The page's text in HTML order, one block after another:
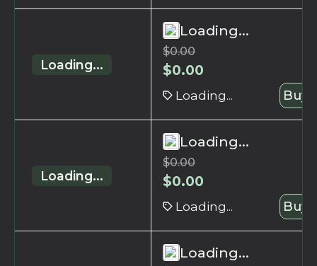
Loading...
Loading...
$0.00
$0.00
Loading... Buy
Loading...
Loading...
$0.00
$0.00
Loading... Buy
Loading...